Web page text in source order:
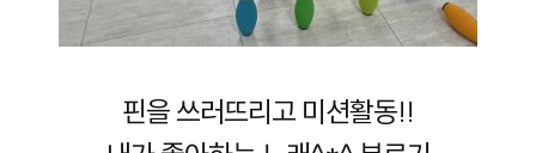
핀을 쓰러뜨리고 미션활동!!